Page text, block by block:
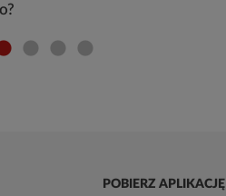
POBIERZ APLIKACJĘ